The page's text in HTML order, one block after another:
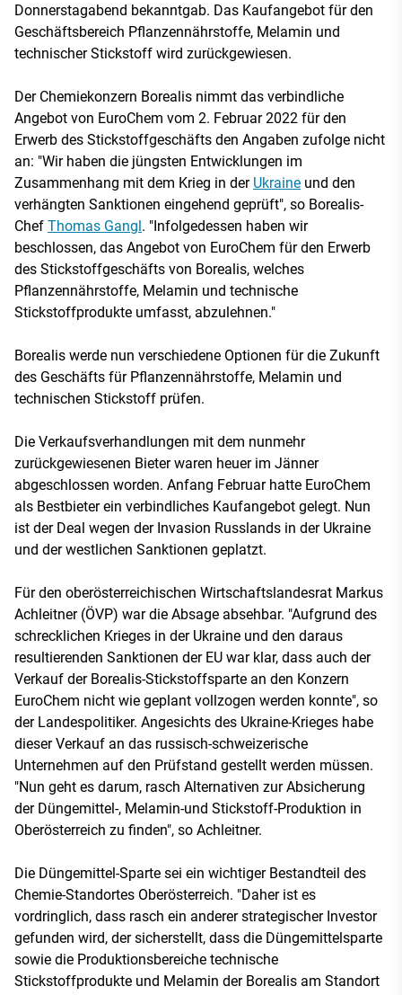
Donnerstagabend bekanntgab. Das Kaufangebot für den
Geschäftsbereich Pflanzennährstoffe, Melamin und
technischer Stickstoff wird zurückgewiesen.
Der Chemiekonzern Borealis nimmt das verbindliche
Angebot von EuroChem vom 2. Februar 2022 für den
Erwerb des Stickstoffgeschäfts den Angaben zufolge nicht
an: "Wir haben die jüngsten Entwicklungen im
Zusammenhang mit dem Krieg in der Ukraine und den
verhängten Sanktionen eingehend geprüft", so Borealis-
Chef Thomas Gangl. "Infolgedessen haben wir
beschlossen, das Angebot von EuroChem für den Erwerb
des Stickstoffgeschäfts von Borealis, welches
Pflanzennährstoffe, Melamin und technische
Stickstoffprodukte umfasst, abzulehnen."
Borealis werde nun verschiedene Optionen für die Zukunft
des Geschäfts für Pflanzennährstoffe, Melamin und
technischen Stickstoff prüfen.
Die Verkaufsverhandlungen mit dem nunmehr
zurückgewiesenen Bieter waren heuer im Jänner
abgeschlossen worden. Anfang Februar hatte EuroChem
als Bestbieter ein verbindliches Kaufangebot gelegt. Nun
ist der Deal wegen der Invasion Russlands in der Ukraine
und der westlichen Sanktionen geplatzt.
Für den oberösterreichischen Wirtschaftslandesrat Markus
Achleitner (ÖVP) war die Absage absehbar. "Aufgrund des
schrecklichen Krieges in der Ukraine und den daraus
resultierenden Sanktionen der EU war klar, dass auch der
Verkauf der Borealis-Stickstoffsparte an den Konzern
EuroChem nicht wie geplant vollzogen werden konnte", so
der Landespolitiker. Angesichts des Ukraine-Krieges habe
dieser Verkauf an das russisch-schweizerische
Unternehmen auf den Prüfstand gestellt werden müssen.
"Nun geht es darum, rasch Alternativen zur Absicherung
der Düngemittel-, Melamin-und Stickstoff-Produktion in
Oberösterreich zu finden", so Achleitner.
Die Düngemittel-Sparte sei ein wichtiger Bestandteil des
Chemie-Standortes Oberösterreich. "Daher ist es
vordringlich, dass rasch ein anderer strategischer Investor
gefunden wird, der sicherstellt, dass die Düngemittelsparte
sowie die Produktionsbereiche technische
Stickstoffprodukte und Melamin der Borealis am Standort